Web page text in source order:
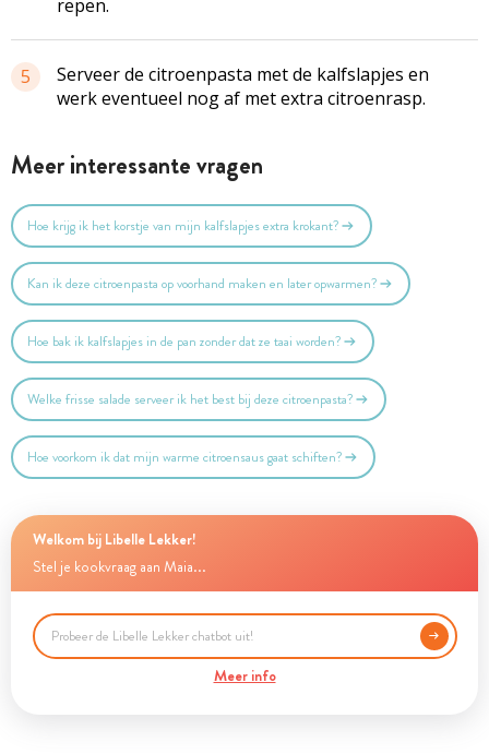
repen.
5 Serveer de citroenpasta met de kalfslapjes en
werk eventueel nog af met extra citroenrasp.
Meer interessante vragen
Hoe krijg ik het korstje van mijn kalfslapjes extra krokant?
Kan ik deze citroenpasta op voorhand maken en later opwarmen?
Hoe bak ik kalfslapjes in de pan zonder dat ze taai worden?
Welke frisse salade serveer ik het best bij deze citroenpasta?
Hoe voorkom ik dat mijn warme citroensaus gaat schiften?
Welkom bij Libelle Lekker!
Stel je kookvraag aan Maia...
Meer info